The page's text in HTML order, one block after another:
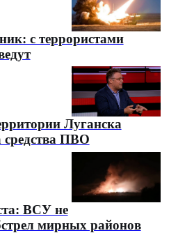
с террористами
Луганска
средства ПВО
ВСУ не
мирных районов